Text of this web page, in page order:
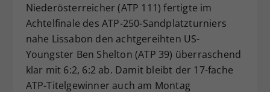
Niederösterreicher (ATP 111) fertigte im
Achtelfinale des ATP-250-Sandplatzturniers
nahe Lissabon den achtgereihten US-
Youngster Ben Shelton (ATP 39) überraschend
klar mit 6:2, 6:2 ab. Damit bleibt der 17-fache
ATP-Titelgewinner auch am Montag